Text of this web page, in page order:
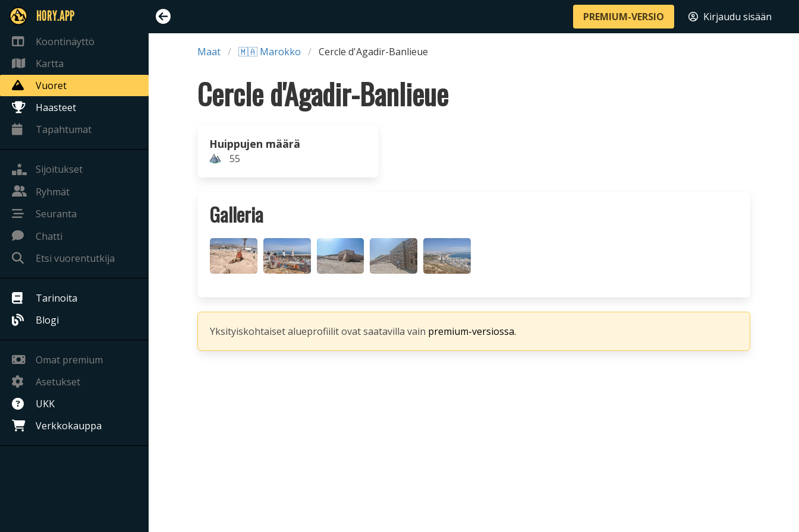
HORY.APP
Koontinäyttö
Kartta
Vuoret
Haasteet
Tapahtumat
Sijoitukset
Ryhmät
Seuranta
Chatti
Etsi vuorentutkija
Tarinoita
Blogi
Omat premium
Asetukset
UKK
Verkkokauppa
PREMIUM-VERSIO Kirjaudu sisään
Maat 🇲🇦 Marokko Cercle d'Agadir-Banlieue
Cercle d'Agadir-Banlieue
Huippujen määrä
55
Galleria
Yksityiskohtaiset alueprofiilit ovat saatavilla vain premium-versiossa.